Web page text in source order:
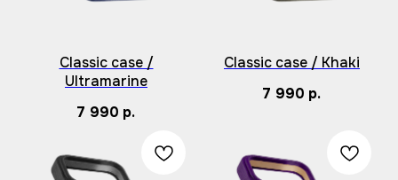
Classic case /
Ultramarine
7 990 р.
Classic case / Khaki
7 990 р.